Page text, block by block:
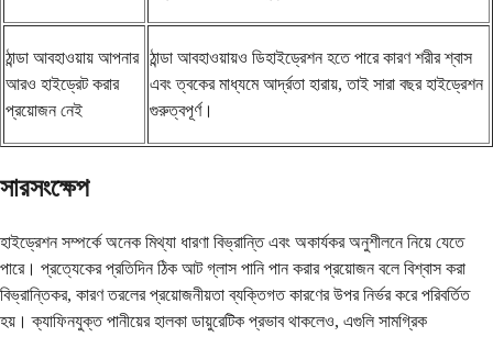
ঠান্ডা আবহাওয়ায় আপনার
আরও হাইড্রেট করার
প্রয়োজন নেই
ঠান্ডা আবহাওয়ায়ও ডিহাইড্রেশন হতে পারে কারণ শরীর শ্বাস
এবং ত্বকের মাধ্যমে আর্দ্রতা হারায়, তাই সারা বছর হাইড্রেশন
গুরুত্বপূর্ণ।
সারসংক্ষেপ
হাইড্রেশন সম্পর্কে অনেক মিথ্যা ধারণা বিভ্রান্তি এবং অকার্যকর অনুশীলনে নিয়ে যেতে
পারে। প্রত্যেকের প্রতিদিন ঠিক আট গ্লাস পানি পান করার প্রয়োজন বলে বিশ্বাস করা
বিভ্রান্তিকর, কারণ তরলের প্রয়োজনীয়তা ব্যক্তিগত কারণের উপর নির্ভর করে পরিবর্তিত
হয়। ক্যাফিনযুক্ত পানীয়ের হালকা ডায়ুরেটিক প্রভাব থাকলেও, এগুলি সামগ্রিক